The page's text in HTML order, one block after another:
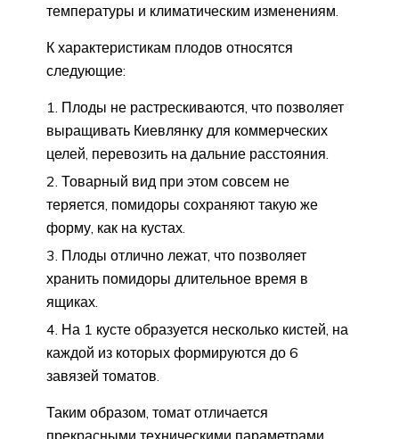
температуры и климатическим изменениям.
К характеристикам плодов относятся
следующие:
Плоды не растрескиваются, что позволяет
выращивать Киевлянку для коммерческих
целей, перевозить на дальние расстояния.
Товарный вид при этом совсем не
теряется, помидоры сохраняют такую же
форму, как на кустах.
Плоды отлично лежат, что позволяет
хранить помидоры длительное время в
ящиках.
На 1 кусте образуется несколько кистей, на
каждой из которых формируются до 6
завязей томатов.
Таким образом, томат отличается
прекрасными техническими параметрами.